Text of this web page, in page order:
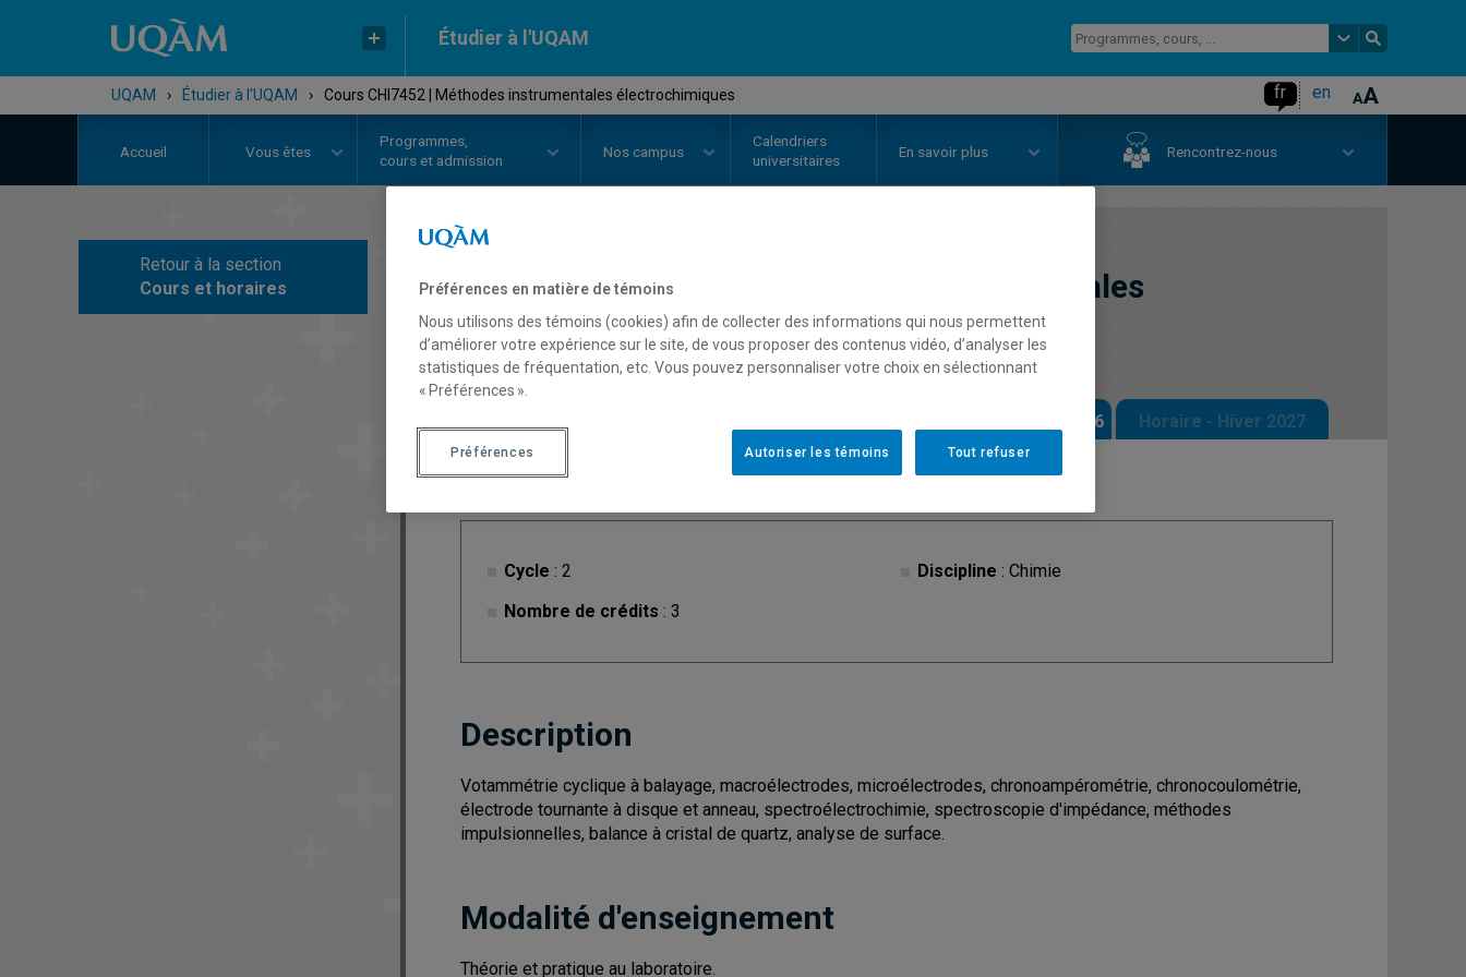
Étudier à l'UQAM
UQAM › Étudier à l'UQAM › Cours CHI7452 | Méthodes instrumentales électrochimiques fr en
Accueil Vous êtes
Programmes,
cours et admission
Nos campus
Calendriers
universitaires
En savoir plus Rencontrez-nous
Retour à la section
Cours et horaires
COURS// CHI7452
Méthodes instrumentales
électrochimiques
Horaire - Automne 2026 Horaire - Hiver 2027
Cycle : 2
Nombre de crédits : 3
Discipline : Chimie
Description
Votammétrie cyclique à balayage, macroélectrodes, microélectrodes, chronoampérométrie, chronocoulométrie,
électrode tournante à disque et anneau, spectroélectrochimie, spectroscopie d'impédance, méthodes
impulsionnelles, balance à cristal de quartz, analyse de surface.
Modalité d'enseignement
Théorie et pratique au laboratoire.
Préférences en matière de témoins
Nous utilisons des témoins (cookies) afin de collecter des informations qui nous permettent
d’améliorer votre expérience sur le site, de vous proposer des contenus vidéo, d’analyser les
statistiques de fréquentation, etc. Vous pouvez personnaliser votre choix en sélectionnant
« Préférences ».
Tout refuser
Autoriser les témoins
Préférences